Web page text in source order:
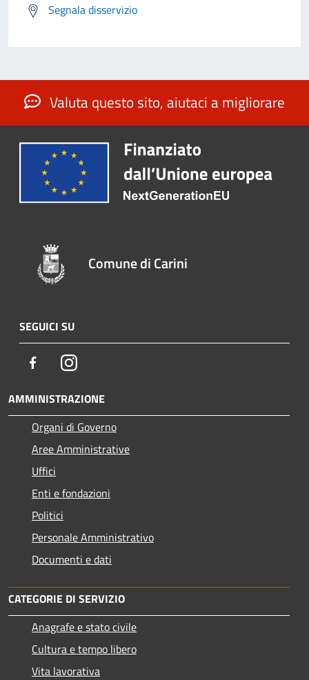
Segnala disservizio
Valuta questo sito, aiutaci a migliorare
Comune di Carini
SEGUICI SU
FacebookInstagram
AMMINISTRAZIONE
Organi di Governo
Aree Amministrative
Uffici
Enti e fondazioni
Politici
Personale Amministrativo
Documenti e dati
CATEGORIE DI SERVIZIO
Anagrafe e stato civile
Cultura e tempo libero
Vita lavorativa